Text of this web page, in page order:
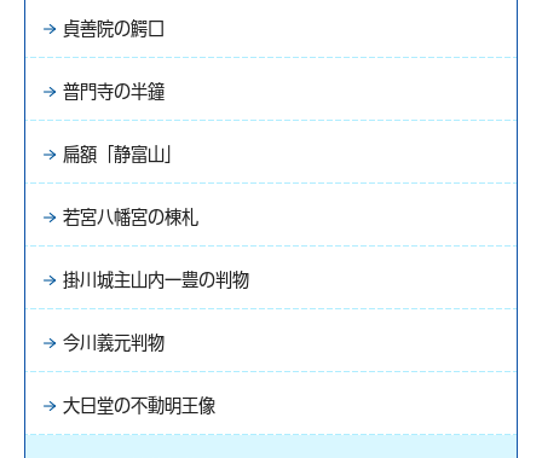
貞善院の鰐口
普門寺の半鐘
扁額「静富山」
若宮八幡宮の棟札
掛川城主山内一豊の判物
今川義元判物
大日堂の不動明王像